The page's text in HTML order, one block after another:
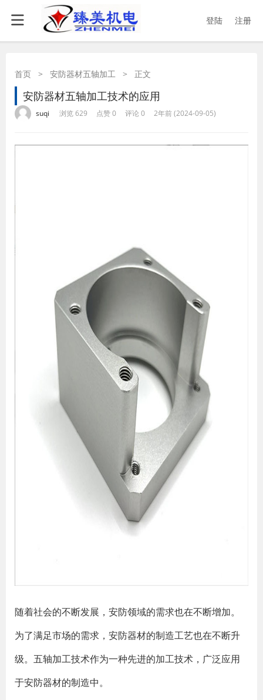
登陆 注册
首页 > 安防器材五轴加工 > 正文
安防器材五轴加工技术的应用
suqi 浏览 629 点赞 0 评论 0 2年前 (2024-09-05)
随着社会的不断发展，安防领域的需求也在不断增加。
为了满足市场的需求，安防器材的制造工艺也在不断升
级。五轴加工技术作为一种先进的加工技术，广泛应用
于安防器材的制造中。